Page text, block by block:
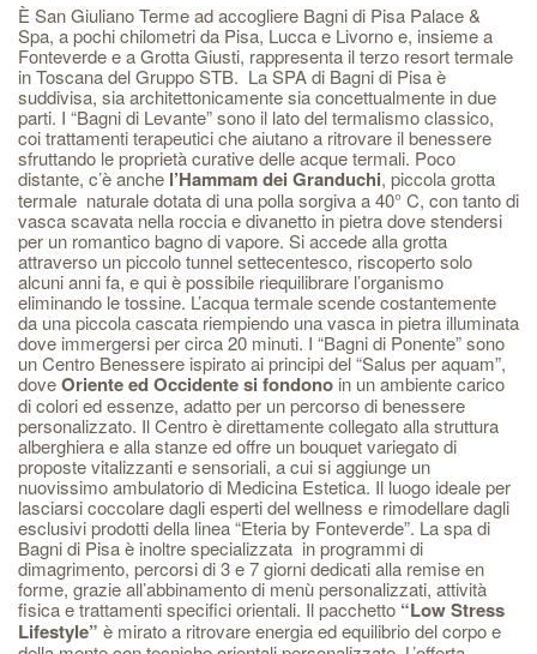
È San Giuliano Terme ad accogliere Bagni di Pisa Palace &
Spa, a pochi chilometri da Pisa, Lucca e Livorno e, insieme a
Fonteverde e a Grotta Giusti, rappresenta il terzo resort termale
in Toscana del Gruppo STB. La SPA di Bagni di Pisa è
suddivisa, sia architettonicamente sia concettualmente in due
parti. I “Bagni di Levante” sono il lato del termalismo classico,
coi trattamenti terapeutici che aiutano a ritrovare il benessere
sfruttando le proprietà curative delle acque termali. Poco
distante, c’è anche l’Hammam dei Granduchi, piccola grotta
termale naturale dotata di una polla sorgiva a 40° C, con tanto di
vasca scavata nella roccia e divanetto in pietra dove stendersi
per un romantico bagno di vapore. Si accede alla grotta
attraverso un piccolo tunnel settecentesco, riscoperto solo
alcuni anni fa, e qui è possibile riequilibrare l’organismo
eliminando le tossine. L’acqua termale scende costantemente
da una piccola cascata riempiendo una vasca in pietra illuminata
dove immergersi per circa 20 minuti. I “Bagni di Ponente” sono
un Centro Benessere ispirato ai principi del “Salus per aquam”,
doveOriente ed Occidente si fondono in un ambiente carico
di colori ed essenze, adatto per un percorso di benessere
personalizzato. Il Centro è direttamente collegato alla struttura
alberghiera e alla stanze ed offre un bouquet variegato di
proposte vitalizzanti e sensoriali, a cui si aggiunge un
nuovissimo ambulatorio di Medicina Estetica. Il luogo ideale per
lasciarsi coccolare dagli esperti del wellness e rimodellare dagli
esclusivi prodotti della linea “Eteria by Fonteverde”. La spa di
Bagni di Pisa è inoltre specializzata in programmi di
dimagrimento, percorsi di 3 e 7 giorni dedicati alla remise en
forme, grazie all’abbinamento di menù personalizzati, attività
fisica e trattamenti specifici orientali. Il pacchetto “Low Stress
Lifestyle” è mirato a ritrovare energia ed equilibrio del corpo e